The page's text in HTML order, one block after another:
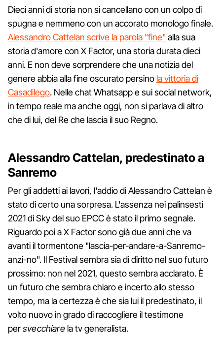
Dieci anni di storia non si cancellano con un colpo di
spugna e nemmeno con un accorato monologo finale.
Alessandro Cattelan scrive la parola "fine" alla sua
storia d'amore con X Factor, una storia durata dieci
anni. E non deve sorprendere che una notizia del
genere abbia alla fine oscurato persino la vittoria di
Casadilego. Nelle chat Whatsapp e sui social network,
in tempo reale ma anche oggi, non si parlava di altro
che di lui, del Re che lascia il suo Regno.
Alessandro Cattelan, predestinato a
Sanremo
Per gli addetti ai lavori, l'addio di Alessandro Cattelan è
stato di certo una sorpresa. L'assenza nei palinsesti
2021 di Sky del suo EPCC è stato il primo segnale.
Riguardo poi a X Factor sono già due anni che va
avanti il tormentone "lascia-per-andare-a-Sanremo-
anzi-no". Il Festival sembra sia di diritto nel suo futuro
prossimo: non nel 2021, questo sembra acclarato. È
un futuro che sembra chiaro e incerto allo stesso
tempo, ma la certezza è che sia lui il predestinato, il
volto nuovo in grado di raccogliere il testimone
persvecchiare la tv generalista.